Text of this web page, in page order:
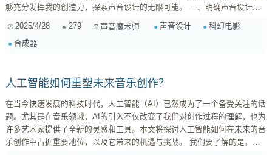
够充分发挥我的创造力，探索声音设计的无限可能。 一、明确声音设计目
感和情感。过于冰冷和机械的声音会让人感觉疏远，而过于自然和真实的声
音又会缺乏未来感。因此，我需要找到一种既能体现科技的进步，又能触动
2025/4/28 279 声音魔术师 声音设计
科幻电影
合成器
人工智能如何重塑未来音乐创作？
在当今快速发展的科技时代，人工智能（AI）已然成为了一个备受关注的话
题。尤其是在音乐领域，AI的引入不仅改变了我们对创作过程的理解，也为
许多艺术家提供了全新的灵感和工具。本文将探讨人工智能如何在未来的音
乐创作中占据重要地位，以及它带来的机遇与挑战。 我们要了解的是，什